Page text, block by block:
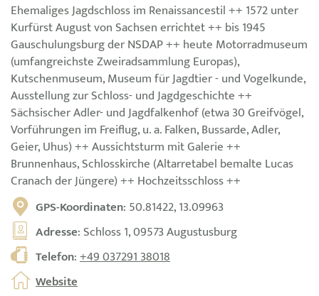
Ehemaliges Jagdschloss im Renaissancestil ++ 1572 unter
Kurfürst August von Sachsen errichtet ++ bis 1945
Gauschulungsburg der NSDAP ++ heute Motorradmuseum
(umfangreichste Zweiradsammlung Europas),
Kutschenmuseum, Museum für Jagdtier - und Vogelkunde,
Ausstellung zur Schloss- und Jagdgeschichte ++
Sächsischer Adler- und Jagdfalkenhof (etwa 30 Greifvögel,
Vorführungen im Freiflug, u. a. Falken, Bussarde, Adler,
Geier, Uhus) ++ Aussichtsturm mit Galerie ++
Brunnenhaus, Schlosskirche (Altarretabel bemalte Lucas
Cranach der Jüngere) ++ Hochzeitsschloss ++
GPS-Koordinaten: 50.81422, 13.09963
Adresse: Schloss 1, 09573 Augustusburg
Telefon:+49 037291 38018
Website